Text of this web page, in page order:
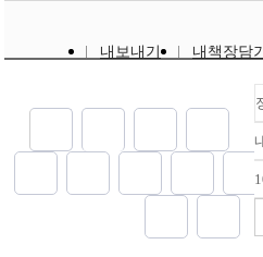
내보내기 내책장담